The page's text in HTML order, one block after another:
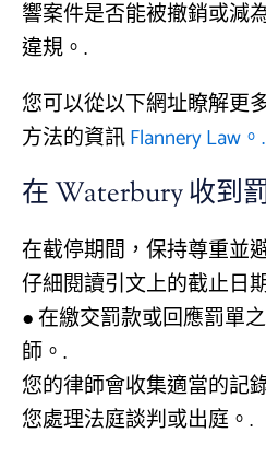
響案件是否能被撤銷或減
違規。.
您可以從以下網址瞭解更
方法的資訊Flannery Law。.
在 Waterbury 收到
在截停期間，保持尊重並
仔細閱讀引文上的截止日
● 在繳交罰款或回應罰單
師。.
您的律師會收集適當的記
您處理法庭談判或出庭。.